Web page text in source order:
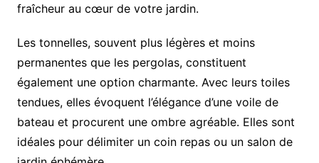
fraîcheur au cœur de votre jardin.
Les tonnelles, souvent plus légères et moins
permanentes que les pergolas, constituent
également une option charmante. Avec leurs toiles
tendues, elles évoquent l’élégance d’une voile de
bateau et procurent une ombre agréable. Elles sont
idéales pour délimiter un coin repas ou un salon de